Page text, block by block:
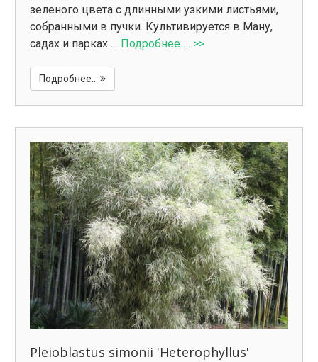
зеленого цвета с длинными узкими листьями,
собранными в пучки. Культивируется в Ману,
садах и парках … Подробнее … >>
Подробнее...
Pleioblastus simonii 'Heterophyllus'